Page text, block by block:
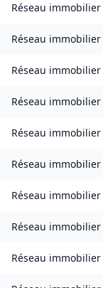
Réseau immobilier
Réseau immobilier
Réseau immobilier
Réseau immobilier
Réseau immobilier
Réseau immobilier
Réseau immobilier
Réseau immobilier
Réseau immobilier